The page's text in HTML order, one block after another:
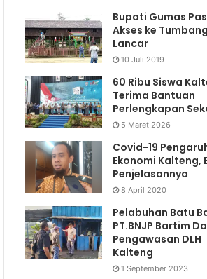
Bupati Gumas
Akses ke
Lancar
10 Juli 2019
60 Ribu Siswa
Terima Bantuan
Perlengkapan
5 Maret 2026
Covid-19
Ekonomi Kalteng,
Penjelasannya
8 April 2020
Pelabuhan Batu
PT.BNJP Bartim
Pengawasan DLH
Kalteng
1 September 2023